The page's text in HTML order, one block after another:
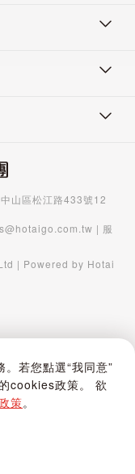
若您點選“我同意”
cookies政策。 欲
策。
山區松江路433號12
| 服
| Powered by Hotai